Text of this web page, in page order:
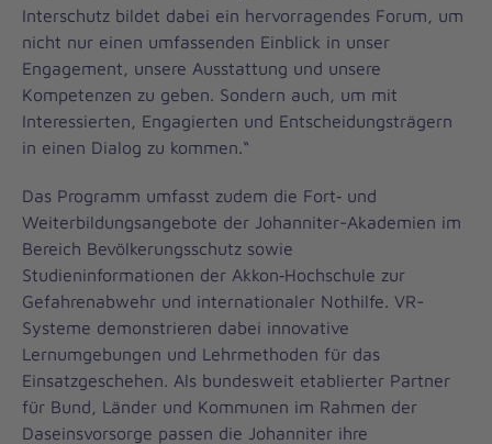
Interschutz bildet dabei ein hervorragendes Forum, um
nicht nur einen umfassenden Einblick in unser
Engagement, unsere Ausstattung und unsere
Kompetenzen zu geben. Sondern auch, um mit
Interessierten, Engagierten und Entscheidungsträgern
in einen Dialog zu kommen.“
Das Programm umfasst zudem die Fort‑ und
Weiterbildungsangebote der Johanniter-Akademien im
Bereich Bevölkerungsschutz sowie
Studieninformationen der Akkon‑Hochschule zur
Gefahrenabwehr und internationaler Nothilfe. VR-
Systeme demonstrieren dabei innovative
Lernumgebungen und Lehrmethoden für das
Einsatzgeschehen. Als bundesweit etablierter Partner
für Bund, Länder und Kommunen im Rahmen der
Daseinsvorsorge passen die Johanniter ihre